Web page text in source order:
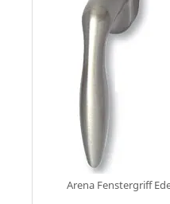
Arena Fenstergriff